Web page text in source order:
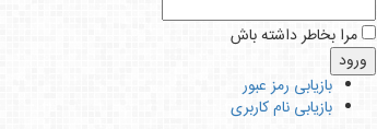
مرا بخاطر داشته باش
بازیابی رمز عبور
بازیابی نام کاربری